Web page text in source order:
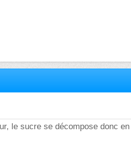
le sucre se décompose donc en